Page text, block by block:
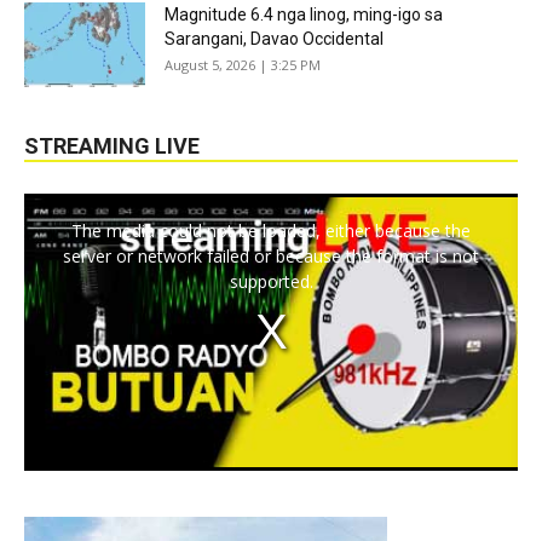
Magnitude 6.4 nga linog, ming-igo sa
Sarangani, Davao Occidental
August 5, 2026 | 3:25 PM
STREAMING LIVE
The media could not be loaded, either because the
server or network failed or because the format is not
supported.